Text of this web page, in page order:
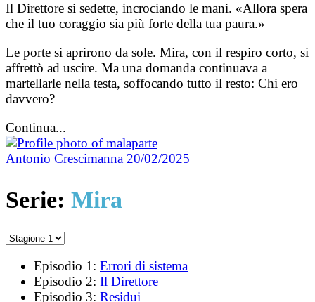
Il Direttore si sedette, incrociando le mani. «Allora spera
che il tuo coraggio sia più forte della tua paura.»
Le porte si aprirono da sole. Mira, con il respiro corto, si
affrettò ad uscire. Ma una domanda continuava a
martellarle nella testa, soffocando tutto il resto: Chi ero
davvero?
Continua...
Antonio Crescimanna 20/02/2025
Serie: Mira
Episodio 1: Errori di sistema
Episodio 2: Il Direttore
Episodio 3: Residui